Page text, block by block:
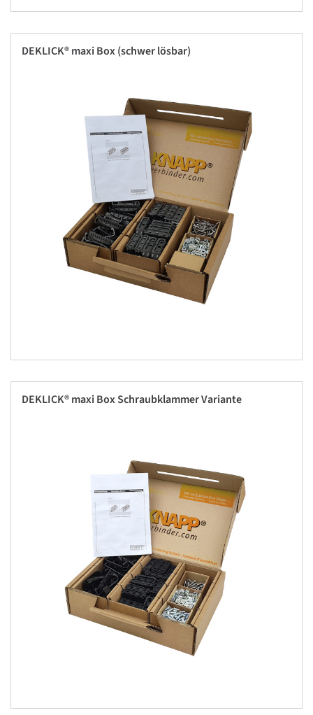
DEKLICK® maxi Box (schwer lösbar)
DEKLICK® maxi Box Schraubklammer Variante